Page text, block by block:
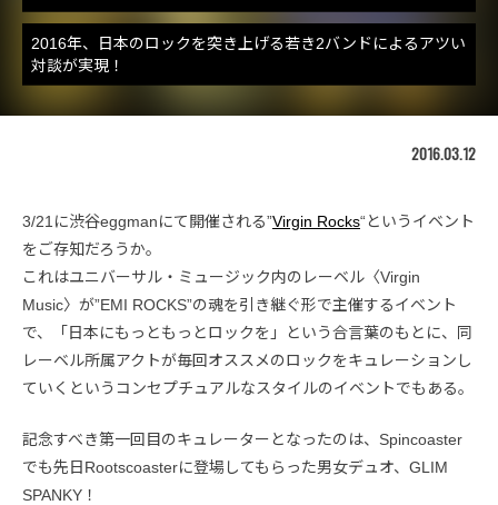
2016年、日本のロックを突き上げる若き2バンドによるアツい
対談が実現！
2016.03.12
3/21に渋谷eggmanにて開催される”Virgin Rocks“というイベント
をご存知だろうか。
これはユニバーサル・ミュージック内のレーベル〈Virgin
Music〉が”EMI ROCKS”の魂を引き継ぐ形で主催するイベント
で、「日本にもっともっとロックを」という合言葉のもとに、同
レーベル所属アクトが毎回オススメのロックをキュレーションし
ていくというコンセプチュアルなスタイルのイベントでもある。
記念すべき第一回目のキュレーターとなったのは、Spincoaster
でも先日Rootscoasterに登場してもらった男女デュオ、GLIM
SPANKY！